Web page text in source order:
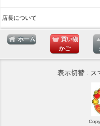
店長について
ホーム
買い物
かご
表示切替 : ス